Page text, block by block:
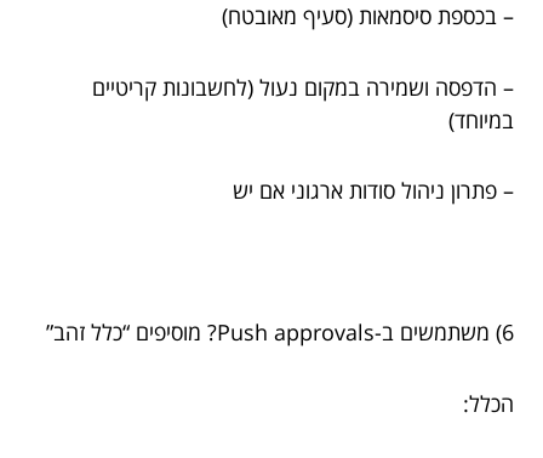
– בכספת סיסמאות (סעיף מאובטח)
– הדפסה ושמירה במקום נעול (לחשבונות קריטיים
במיוחד)
– פתרון ניהול סודות ארגוני אם יש
6) משתמשים ב-Push approvals? מוסיפים “כלל זהב”
הכלל: